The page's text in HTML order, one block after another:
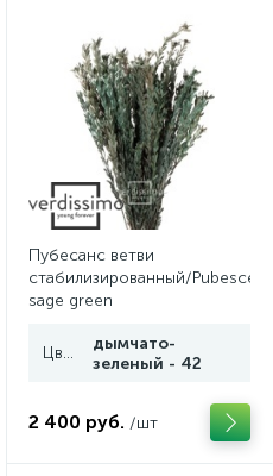
Пубесанс ветви
стабилизированный/Pubescens
sage green
Цвет
дымчато-
зеленый - 42
2 400 руб. /шт